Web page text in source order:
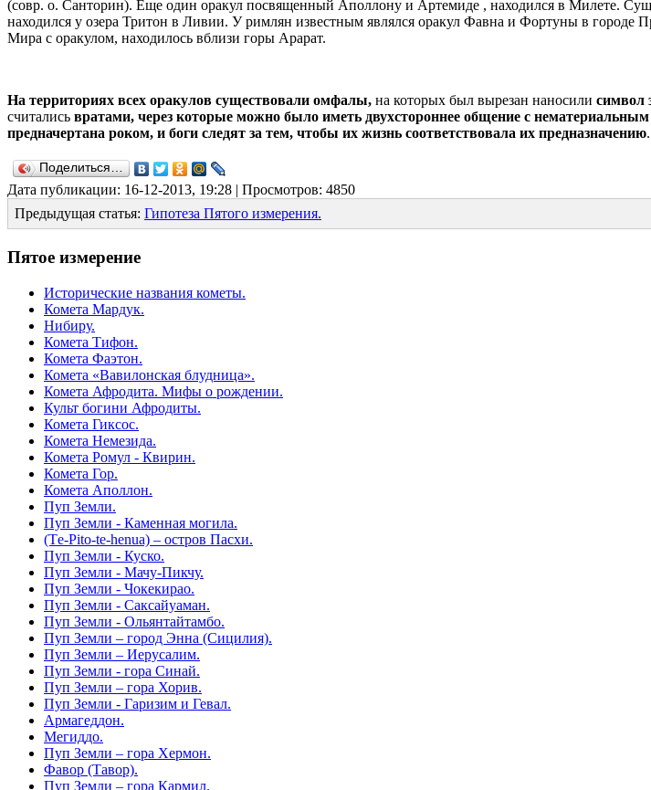
(совр. о. Санторин). Еще один оракул посвященный Аполлону и Артемиде , находился в Милете.
находился у озера Тритон в Ливии. У римлян известным являлся оракул Фавна и Фортуны в городе
Мира с оракулом, находилось вблизи горы Арарат.
На территориях всех оракулов существовали омфалы, на которых был вырезан наносили символ
считались вратами, через которые можно было иметь двухстороннее общение с
предначертана роком, и боги следят за тем, чтобы их жизнь соответствовала их предназначению.
Поделиться…
Дата публикации: 16-12-2013, 19:28 | Просмотров: 4850
Предыдущая статья: Гипотеза Пятого измерения.
Пятое измерение
Исторические названия кометы.
Комета Мардук.
Нибиру.
Комета Тифон.
Комета Фаэтон.
Комета «Вавилонская блудница».
Комета Афродита. Мифы о рождении.
Культ богини Афродиты.
Комета Гиксос.
Комета Немезида.
Комета Ромул - Квирин.
Комета Гор.
Комета Аполлон.
Пуп Земли.
Пуп Земли - Каменная могила.
(Тe-Pito-te-henua) – остров Пасхи.
Пуп Земли - Куско.
Пуп Земли - Мачу-Пикчу.
Пуп Земли - Чокекирао.
Пуп Земли - Саксайуаман.
Пуп Земли - Ольянтайтамбо.
Пуп Земли – город Энна (Сицилия).
Пуп Земли – Иерусалим.
Пуп Земли - гора Синай.
Пуп Земли – гора Хорив.
Пуп Земли - Гаризим и Гевал.
Армагеддон.
Мегиддо.
Пуп Земли – гора Хермон.
Фавор (Тавор).
Пуп Земли – гора Кармил.